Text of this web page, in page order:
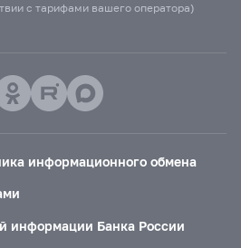
с тарифами вашего оператора)
информационного обмена
информации Банка России